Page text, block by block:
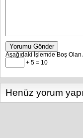
Yorumu Gönder
Aşağıdaki İşlemde Boş
+ 5 = 10
Henüz yorum